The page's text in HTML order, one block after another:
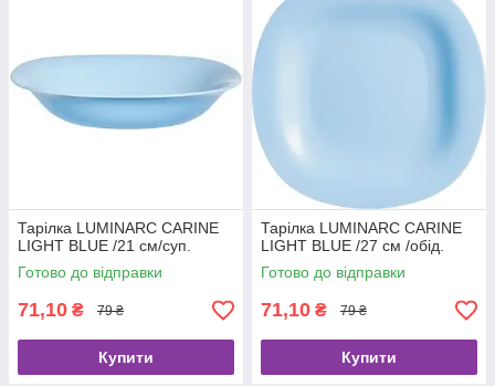
Тарілка LUMINARC CARINE
LIGHT BLUE /21 см/суп.
Готово до відправки
71,10 ₴ 79 ₴
Купити
Тарілка LUMINARC CARINE
LIGHT BLUE /27 см /обід.
Готово до відправки
71,10 ₴ 79 ₴
Купити